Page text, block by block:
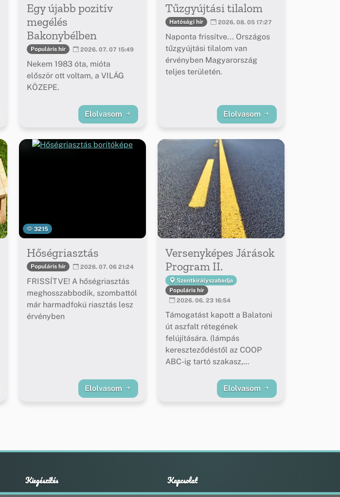
Egy újabb pozitív
megélés
Bakonybélben
Populáris hír 2026. 07. 07 15:49
Nekem 1983 óta, mióta
először ott voltam, a VILÁG
KÖZEPE.
Elolvasom
Tűzgyújtási tilalom
Hatósági hír 2026. 08. 05 17:27
Naponta frissítve... Országos
tűzgyújtási tilalom van
érvényben Magyarország
teljes területén.
Elolvasom
3215
Hőségriasztás
Populáris hír 2026. 07. 06 21:24
FRISSÍTVE! A hőségriasztás
meghosszabbodik, szombattól
már harmadfokú riasztás lesz
érvényben
Elolvasom
Versenyképes Járások
Program II.
Szentkirályszabadja
Populáris hír
2026. 06. 23 16:54
Támogatást kapott a Balatoni
út aszfalt rétegének
felújítására. (lámpás
kereszteződéstől az COOP
ABC-ig tartó szakasz,
Elolvasom
Kiegészítés Kapcsolat